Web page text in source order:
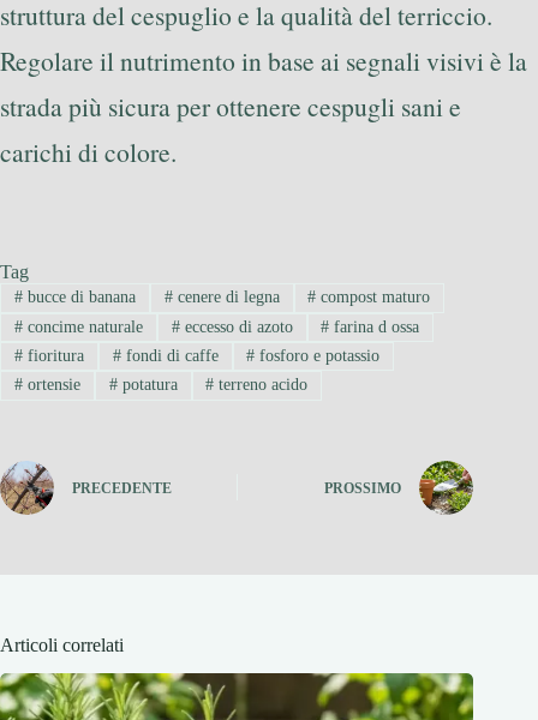
struttura del cespuglio e la qualità del terriccio.
Regolare il nutrimento in base ai segnali visivi è la
strada più sicura per ottenere cespugli sani e
carichi di colore.
Tag
#bucce di banana #cenere di legna # compost maturo
#concime naturale #eccesso di azoto # farina d ossa
#fioritura #fondi di caffe # fosforo e potassio
#ortensie #potatura # terreno acido
PRECEDENTE PROSSIMO
Articoli correlati